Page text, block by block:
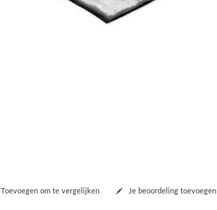
Toevoegen om te vergelijken Je beoordeling toevoegen